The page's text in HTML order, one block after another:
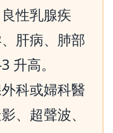
良性乳腺疾
肝病、肺部
升高。
科或婦科醫
、超聲波、